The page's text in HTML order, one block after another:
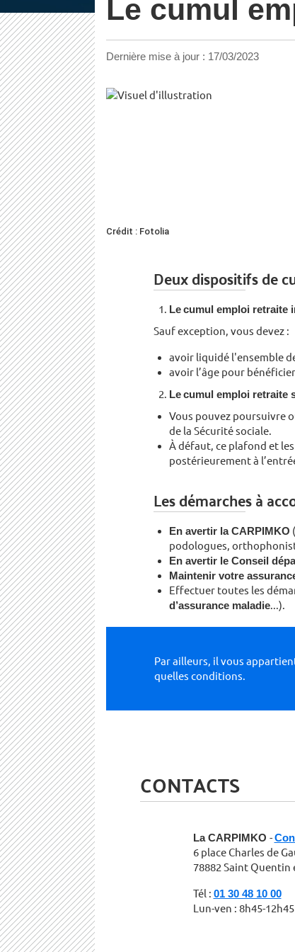
Le cumul
Dernière mise à jour : 17/03/2023
Crédit : Fotolia
Deux dispositifs de
Lecumul emploi retraite
Sauf exception, vous devez :
avoir liquidé l'ensemble
avoir l’âge pour
Lecumul emploi retraite
Vous pouvez poursuivre
de la Sécurité sociale.
À défaut, ce plafond et
postérieurement à
Les démarches à
En avertir la CARPIMKO
podologues,
En avertir le Conseil
Maintenir votre
Effectuer toutes les
d’assurance maladie...).
Par ailleurs, il vous
quelles conditions.
CONTACTS
La CARPIMKO -
6 place Charles de
78882 Saint Quentin
Tél : 01 30 48 10 00
Lun-ven : 8h45-12h45